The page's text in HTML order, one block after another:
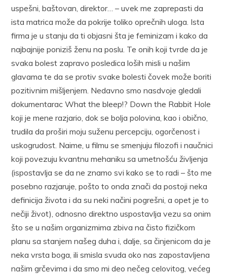
uspešni, baštovan, direktor… – uvek me zaprepasti da
ista matrica može da pokrije toliko oprečnih uloga. Ista
firma je u stanju da ti objasni šta je feminizam i kako da
najbajnije poniziš ženu na poslu. Te onih koji tvrde da je
svaka bolest zapravo posledica loših misli u našim
glavama te da se protiv svake bolesti čovek može boriti
pozitivnim mišljenjem. Nedavno smo nasdvoje gledali
dokumentarac What the bleep!? Down the Rabbit Hole
koji je mene razjario, dok se bolja polovina, kao i obično,
trudila da proširi moju suženu percepciju, ogorčenost i
uskogrudost. Naime, u filmu se smenjuju filozofi i naučnici
koji povezuju kvantnu mehaniku sa umetnošću življenja
(ispostavlja se da ne znamo svi kako se to radi – što me
posebno razjaruje, pošto to onda znači da postoji neka
definicija života i da su neki načini pogrešni, a opet je to
nečiji život), odnosno direktno uspostavlja vezu sa onim
što se u našim organizmima zbiva na čisto fizičkom
planu sa stanjem našeg duha i, dalje, sa činjenicom da je
neka vrsta boga, ili smisla svuda oko nas zapostavljena
našim grčevima i da smo mi deo nečeg celovitog, većeg